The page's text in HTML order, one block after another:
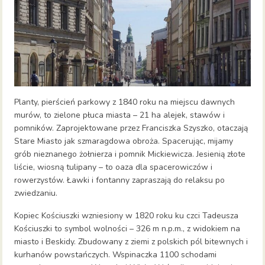
Planty, pierścień parkowy z 1840 roku na miejscu dawnych
murów, to zielone płuca miasta – 21 ha alejek, stawów i
pomników. Zaprojektowane przez Franciszka Szyszko, otaczają
Stare Miasto jak szmaragdowa obroża. Spacerując, mijamy
grób nieznanego żołnierza i pomnik Mickiewicza. Jesienią złote
liście, wiosną tulipany – to oaza dla spacerowiczów i
rowerzystów. Ławki i fontanny zapraszają do relaksu po
zwiedzaniu.
Kopiec Kościuszki wzniesiony w 1820 roku ku czci Tadeusza
Kościuszki to symbol wolności – 326 m n.p.m., z widokiem na
miasto i Beskidy. Zbudowany z ziemi z polskich pól bitewnych i
kurhanów powstańczych. Wspinaczka 1100 schodami